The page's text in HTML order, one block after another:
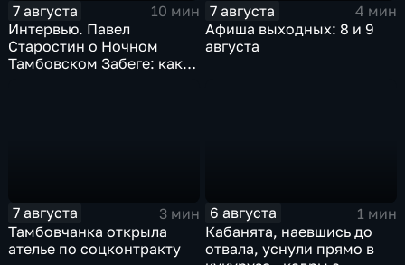
7 августа
10 мин
Интервью. Павел
Старостин о Ночном
Тамбовском Забеге: как
7 августа
4 мин
Афиша выходных: 8 и 9
августа
7 августа
3 мин
Тамбовчанка открыла
ателье по соцконтракту
6 августа
1 мин
Кабанята, наевшись до
отвала, уснули прямо в